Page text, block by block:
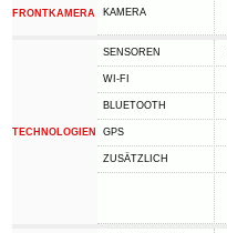
FRONTKAMERA KAMERA
TECHNOLOGIEN
SENSOREN
WI-FI
BLUETOOTH
GPS
ZUSÄTZLICH